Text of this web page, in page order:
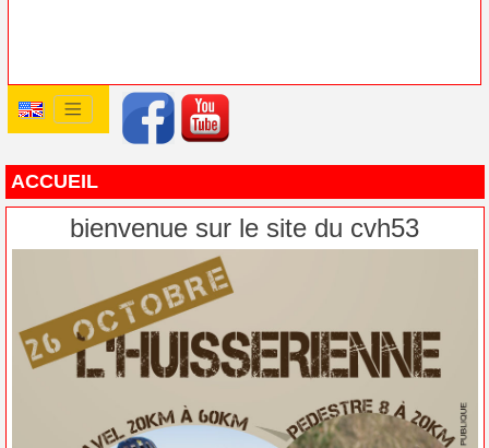
ACCUEIL
bienvenue sur le site du cvh53